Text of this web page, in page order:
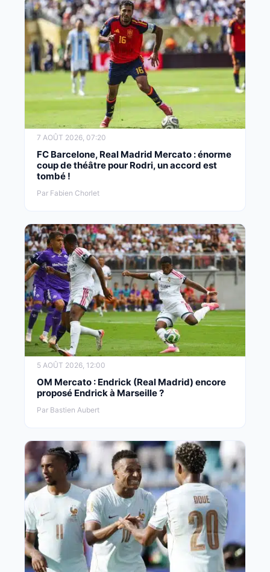
7 AOÛT 2026, 07:20
FC Barcelone, Real Madrid Mercato : énorme
coup de théâtre pour Rodri, un accord est
tombé !
Par Fabien Chorlet
5 AOÛT 2026, 12:00
OM Mercato : Endrick (Real Madrid) encore
proposé Endrick à Marseille ?
Par Bastien Aubert